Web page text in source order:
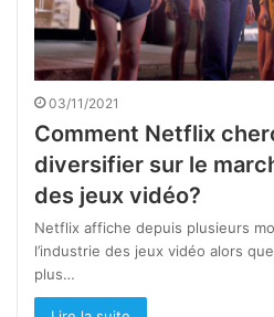
03/11/2021
Comment Netflix
diversifier sur le
des jeux vidéo?
Netflix affiche depuis plusieurs
l’industrie des jeux vidéo alors
plus…